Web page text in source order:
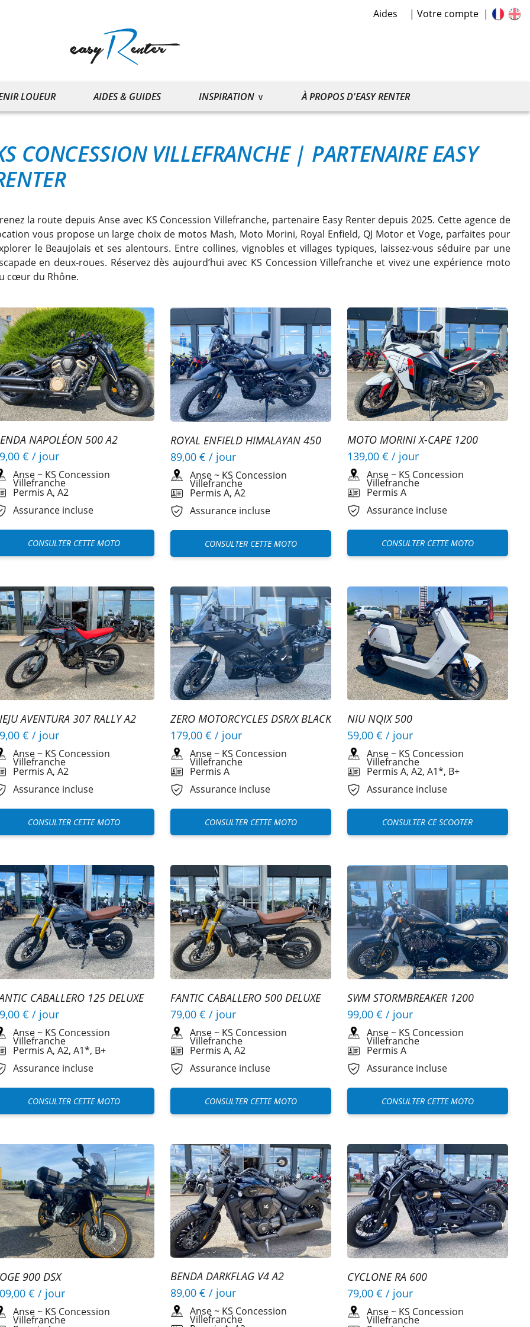
Aides Votre compte
LOUEUR AIDES & GUIDES INSPIRATION À PROPOS D'EASY RENTER
CONCESSION VILLEFRANCHE | PARTENAIRE EASY
la route depuis Anse avec KS Concession Villefranche, partenaire Easy Renter depuis 2025. Cette agence de
vous propose un large choix de motos Mash, Moto Morini, Royal Enfield, QJ Motor et Voge, parfaites pour
le Beaujolais et ses alentours. Entre collines, vignobles et villages typiques, laissez-vous séduire par une
en deux-roues. Réservez dès aujourd’hui avec KS Concession Villefranche et vivez une expérience moto
cœur du Rhône.
NAPOLÉON 500 A2
€ / jour
Anse~ KS Concession
Villefranche
Permis A, A2
Assurance incluse
CONSULTER CETTE MOTO
ROYAL ENFIELD HIMALAYAN 450
A2
89,00 € / jour
Anse~ KS Concession
Villefranche
Permis A, A2
Assurance incluse
CONSULTER CETTE MOTO
MOTO MORINI X-CAPE 1200
139,00 € / jour
Anse~ KS Concession
Villefranche
Permis A
Assurance incluse
CONSULTER CETTE MOTO
AVENTURA 307 RALLY A2
€ / jour
Anse~ KS Concession
Villefranche
Permis A, A2
Assurance incluse
CONSULTER CETTE MOTO
ZERO MOTORCYCLES DSR/X BLACK
FOREST
179,00 € / jour
Anse~ KS Concession
Villefranche
Permis A
Assurance incluse
CONSULTER CETTE MOTO
NIU NQIX 500
59,00 € / jour
Anse~ KS Concession
Villefranche
Permis A, A2, A1*, B+
Assurance incluse
CONSULTER CE SCOOTER
CABALLERO 125 DELUXE
€ / jour
Anse~ KS Concession
Villefranche
Permis A, A2, A1*, B+
Assurance incluse
CONSULTER CETTE MOTO
FANTIC CABALLERO 500 DELUXE
A2
79,00 € / jour
Anse~ KS Concession
Villefranche
Permis A, A2
Assurance incluse
CONSULTER CETTE MOTO
SWM STORMBREAKER 1200
99,00 € / jour
Anse~ KS Concession
Villefranche
Permis A
Assurance incluse
CONSULTER CETTE MOTO
900 DSX
€ / jour
Anse~ KS Concession
Villefranche
BENDA DARKFLAG V4 A2
89,00 € / jour
Anse~ KS Concession
Villefranche
CYCLONE RA 600
79,00 € / jour
Anse~ KS Concession
Villefranche